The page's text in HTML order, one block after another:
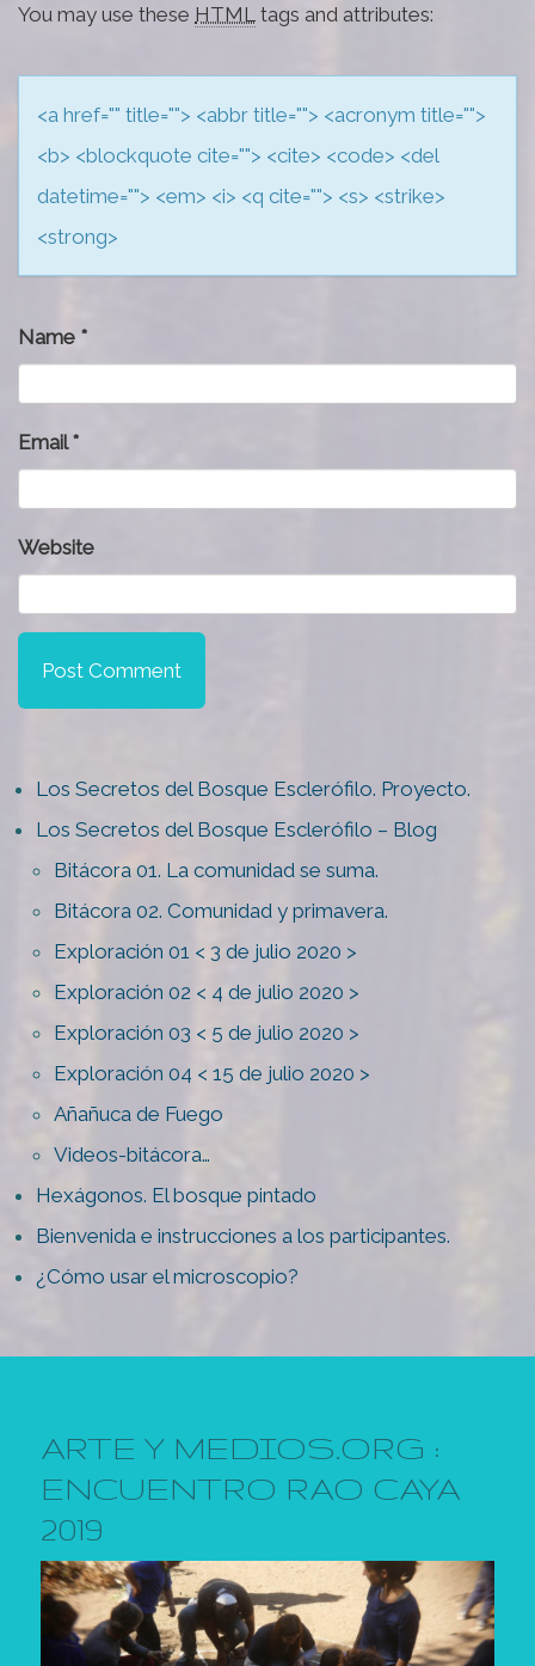
You may use these HTML tags and attributes:
<a href="" title=""> <abbr title=""> <acronym title="">
<b> <blockquote cite=""> <cite> <code> <del
datetime=""> <em> <i> <q cite=""> <s> <strike>
<strong>
Name *
Email*
Website
Los Secretos del Bosque Esclerófilo. Proyecto.
Los Secretos del Bosque Esclerófilo – Blog
Bitácora 01. La comunidad se suma.
Bitácora 02. Comunidad y primavera.
Exploración 01 < 3 de julio 2020 >
Exploración 02 < 4 de julio 2020 >
Exploración 03 < 5 de julio 2020 >
Exploración 04 < 15 de julio 2020 >
Añañuca de Fuego
Videos-bitácora…
Hexágonos. El bosque pintado
Bienvenida e instrucciones a los participantes.
¿Cómo usar el microscopio?
ARTE Y MEDIOS.ORG :
ENCUENTRO RAO CAYA
2019